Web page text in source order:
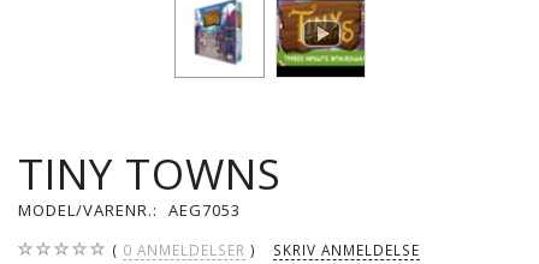
TINY TOWNS
MODEL/VARENR.: AEG7053
0 ANMELDELSER SKRIV ANMELDELSE